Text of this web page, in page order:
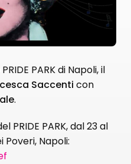
PARK di Napoli, il
Saccenti con
.
PARK, dal 23 al
Poveri, Napoli: